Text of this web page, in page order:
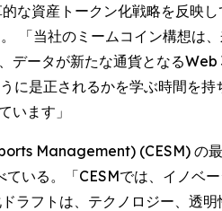
資産トークン化戦略を反映
当社のミームコイン構想は
ータが新たな通貨となる
是正されるかを学ぶ時間を
います」
Management) (CESM) の
いる。「CESMでは、イノベ
ラフトは、テクノロジー、透